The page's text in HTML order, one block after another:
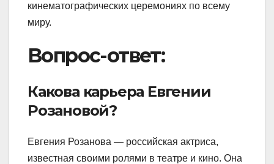
кинематографических церемониях по всему
миру.
Вопрос-ответ:
Какова карьера Евгении
Розановой?
Евгения Розанова — российская актриса,
известная своими ролями в театре и кино. Она